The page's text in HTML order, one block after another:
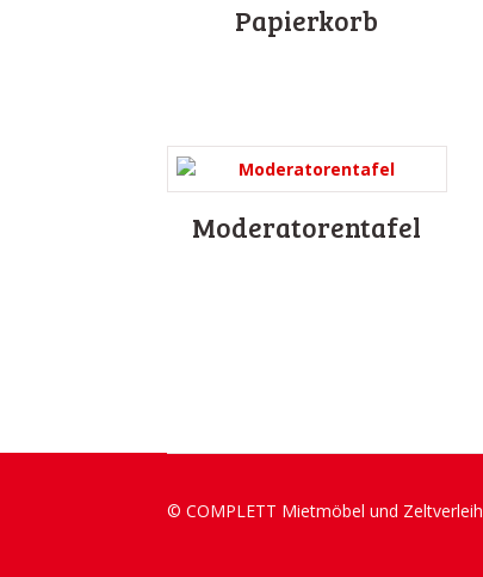
Papierkorb
Moderatorentafel
© COMPLETT Mietmöbel und Zeltverleih